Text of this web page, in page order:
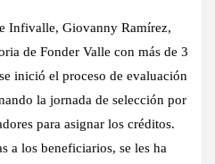
Infivalle, Giovanny Ramírez,
de Fonder Valle con más de 3
inició el proceso de evaluación
la jornada de selección por
para asignar los créditos.
a los beneficiarios, se les ha